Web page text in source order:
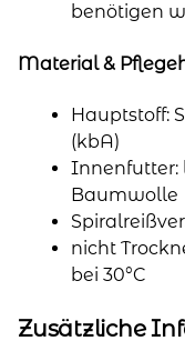
benötigen
Material &
Hauptstoff:
(kbA)
Innenfutter:
Baumwolle
nicht
bei 30°C
Zusätzliche